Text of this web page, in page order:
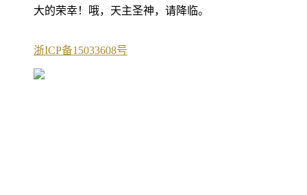
大的荣幸！哦，天主圣神，请降临。
浙ICP备15033608号